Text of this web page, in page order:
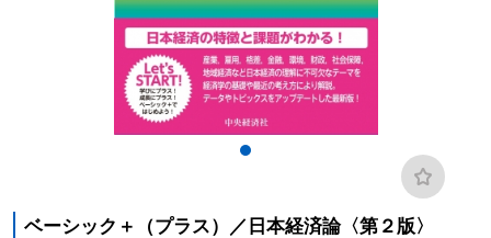
ベーシック＋（プラス）／日本経済論〈第２版〉